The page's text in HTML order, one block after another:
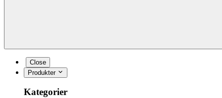
Close
Produkter
Kategorier